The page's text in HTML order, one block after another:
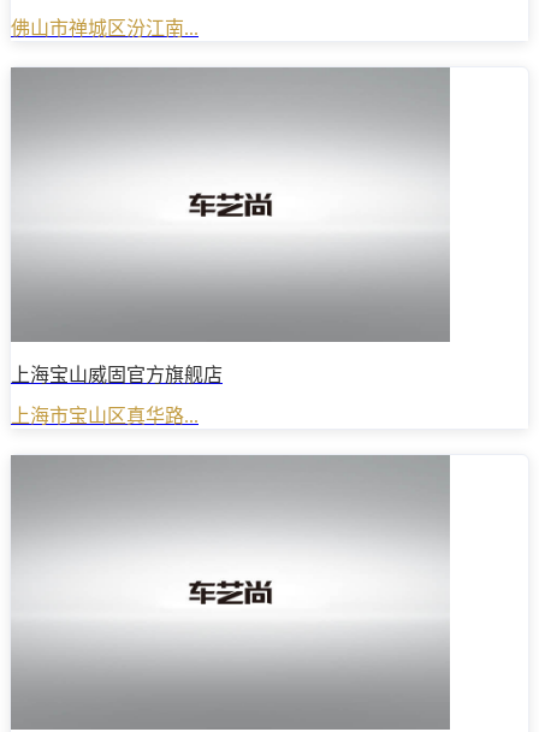
佛山市禅城区汾江南...
上海宝山威固官方旗舰店
上海市宝山区真华路...